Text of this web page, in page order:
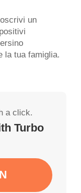
un
la tua famiglia.
a click.
Turbo